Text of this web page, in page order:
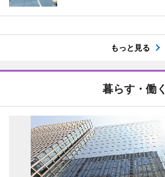
もっと見る
暮らす・働く